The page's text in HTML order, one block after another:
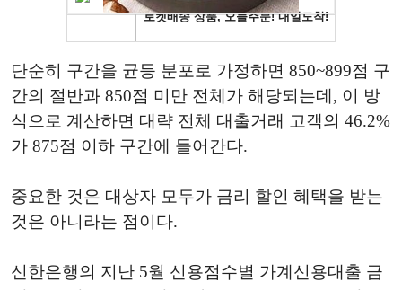
단순히 구간을 균등 분포로 가정하면 850~899점 구
간의 절반과 850점 미만 전체가 해당되는데, 이 방
식으로 계산하면 대략 전체 대출거래 고객의 46.2%
가 875점 이하 구간에 들어간다.
중요한 것은 대상자 모두가 금리 할인 혜택을 받는
것은 아니라는 점이다.
신한은행의 지난 5월 신용점수별 가계신용대출 금